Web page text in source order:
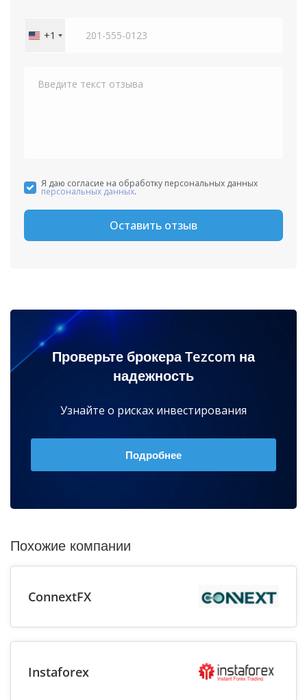
United
+1
Я даю согласие на обработку персональных данных
персональных данных.
Оставить отзыв
Проверьте брокера Tezcom на
надежность
Узнайте о рисках инвестирования
Подробнее
Похожие компании
ConnextFX
Instaforex